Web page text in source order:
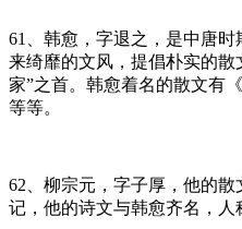
61、韩愈，字退之，是中唐
来绮靡的文风，提倡朴实的散
家”之首。韩愈着名的散文有
等等。
62、柳宗元，字子厚，他的
记，他的诗文与韩愈齐名，人